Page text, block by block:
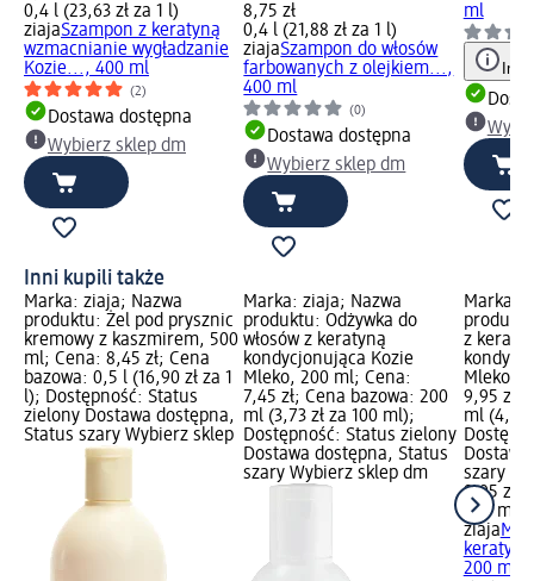
0,4 l (23,63 zł za 1 l)
ziajaSzampon z keratyną
wzmacnianie wygładzanie
Kozie..., 400 ml
(2)
Dostawa dostępna
Wybierz sklep dm
8,75 zł
0,4 l (21,88 zł za 1 l)
ziajaSzampon do włosów
farbowanych z olejkiem...,
400 ml
(0)
Dostawa dostępna
Wybierz sklep dm
ml
Inni kupili także
Marka: ziaja; Nazwa
produktu: Żel pod prysznic
kremowy z kaszmirem, 500
ml; Cena: 8,45 zł; Cena
bazowa: 0,5 l (16,90 zł za 1
l); Dostępność: Status
zielony Dostawa dostępna,
Status szary Wybierz sklep
Marka: ziaja; Nazwa
produktu: Odżywka do
włosów z keratyną
kondycjonująca Kozie
Mleko, 200 ml; Cena:
7,45 zł; Cena bazowa: 200
ml (3,73 zł za 100 ml);
Dostępność: Status zielony
Dostawa dostępna, Status
szary Wybierz sklep dm
Marka:
z
Mleko,
9,95 zł;
ml (4,98
szary
9,95 zł
200 ml
ziaja
200 ml